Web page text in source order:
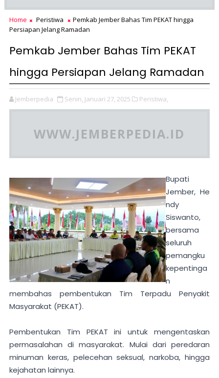
Home Peristiwa
Pemkab Jember Bahas Tim PEKAT hingga
Persiapan Jelang Ramadan
Pemkab Jember Bahas Tim PEKAT
hingga Persiapan Jelang Ramadan
Jemberpedia Senin, Januari 27, 2025 Peristiwa,
WWW.JEMBERPEDIA.ID
Bupati
Jember,He
ndy
Siswanto,
bersama
seluruh
pemangku
kepentinga
n
membahas pembentukan Tim Terpadu Penyakit
Masyarakat (PEKAT).
Pembentukan Tim PEKAT ini untuk mengentaskan
permasalahan di masyarakat. Mulai dari peredaran
minuman keras, pelecehan seksual, narkoba, hingga
kejahatan lainnya.